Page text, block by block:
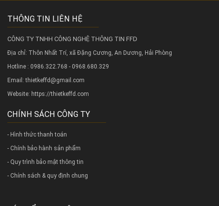
THÔNG TIN LIÊN HỆ
CÔNG TY TNHH CÔNG NGHỆ THÔNG TIN FFD
Địa chỉ: Thôn Nhất Trí, xã Đặng Cương, An Dương, Hải Phòng
Hotline : 0986.322.768 - 0968.680.329
Email: thietkeffd@gmail.com
Website: https://thietkeffd.com
CHÍNH SÁCH CÔNG TY
- Hình thức thanh toán
- Chính bảo hành sản phẩm
- Quy trình bảo mật thông tin
- Chính sách & quy định chung